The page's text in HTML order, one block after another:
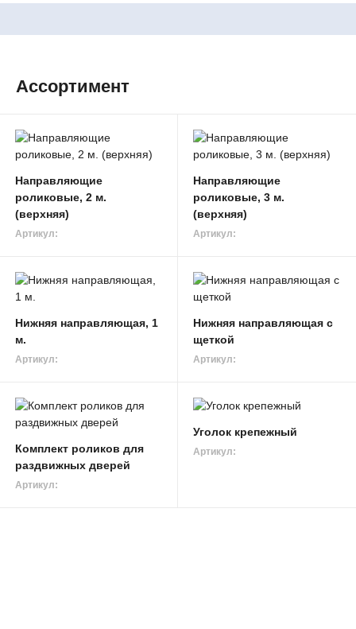
Ассортимент
Направляющие
роликовые, 2 м.
(верхняя)
Артикул:
Направляющие
роликовые, 3 м.
(верхняя)
Артикул:
Нижняя направляющая, 1
м.
Артикул:
Нижняя направляющая с
щеткой
Артикул:
Комплект роликов для
раздвижных дверей
Артикул:
Уголок крепежный
Артикул: